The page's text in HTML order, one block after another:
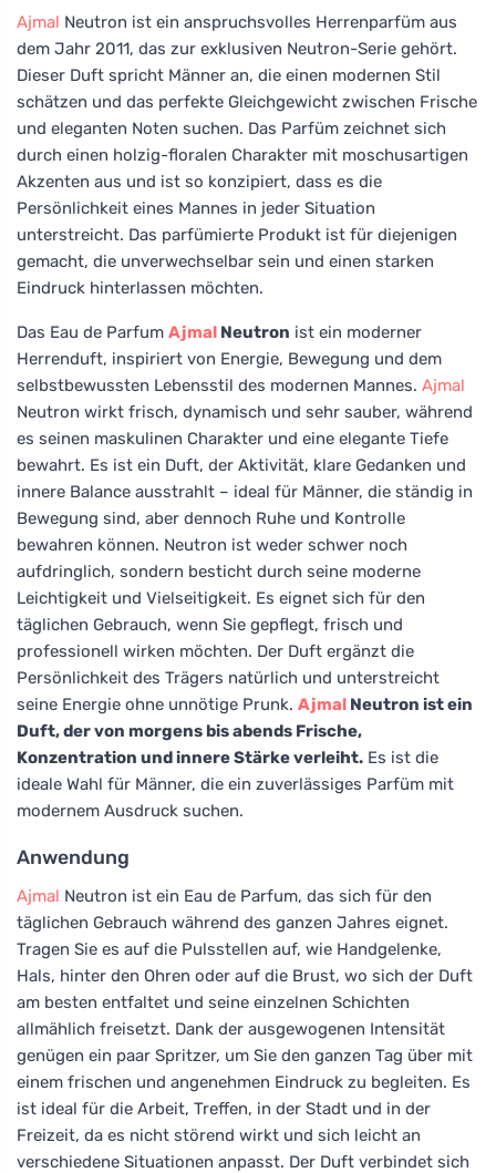
Ajmal Neutron ist ein anspruchsvolles Herrenparfüm aus
dem Jahr 2011, das zur exklusiven Neutron-Serie gehört.
Dieser Duft spricht Männer an, die einen modernen Stil
schätzen und das perfekte Gleichgewicht zwischen Frische
und eleganten Noten suchen. Das Parfüm zeichnet sich
durch einen holzig-floralen Charakter mit moschusartigen
Akzenten aus und ist so konzipiert, dass es die
Persönlichkeit eines Mannes in jeder Situation
unterstreicht. Das parfümierte Produkt ist für diejenigen
gemacht, die unverwechselbar sein und einen starken
Eindruck hinterlassen möchten.
Das Eau de Parfum Ajmal Neutron ist ein moderner
Herrenduft, inspiriert von Energie, Bewegung und dem
selbstbewussten Lebensstil des modernen Mannes. Ajmal
Neutron wirkt frisch, dynamisch und sehr sauber, während
es seinen maskulinen Charakter und eine elegante Tiefe
bewahrt. Es ist ein Duft, der Aktivität, klare Gedanken und
innere Balance ausstrahlt – ideal für Männer, die ständig in
Bewegung sind, aber dennoch Ruhe und Kontrolle
bewahren können. Neutron ist weder schwer noch
aufdringlich, sondern besticht durch seine moderne
Leichtigkeit und Vielseitigkeit. Es eignet sich für den
täglichen Gebrauch, wenn Sie gepflegt, frisch und
professionell wirken möchten. Der Duft ergänzt die
Persönlichkeit des Trägers natürlich und unterstreicht
seine Energie ohne unnötige Prunk. Ajmal Neutron ist ein
Duft, der von morgens bis abends Frische,
Konzentration und innere Stärke verleiht. Es ist die
ideale Wahl für Männer, die ein zuverlässiges Parfüm mit
modernem Ausdruck suchen.
Anwendung
Ajmal Neutron ist ein Eau de Parfum, das sich für den
täglichen Gebrauch während des ganzen Jahres eignet.
Tragen Sie es auf die Pulsstellen auf, wie Handgelenke,
Hals, hinter den Ohren oder auf die Brust, wo sich der Duft
am besten entfaltet und seine einzelnen Schichten
allmählich freisetzt. Dank der ausgewogenen Intensität
genügen ein paar Spritzer, um Sie den ganzen Tag über mit
einem frischen und angenehmen Eindruck zu begleiten. Es
ist ideal für die Arbeit, Treffen, in der Stadt und in der
Freizeit, da es nicht störend wirkt und sich leicht an
verschiedene Situationen anpasst. Der Duft verbindet sich